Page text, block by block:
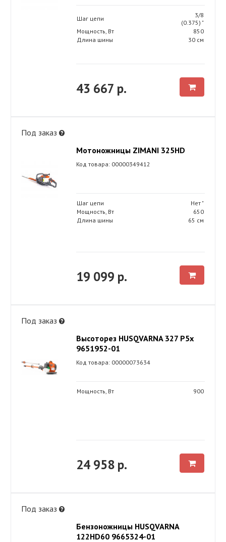
Шаг цепи
3/8
(0.375) "
Мощность, Вт
850
Длина шины
30 см
43 667 р.
Под заказ
Мотоножницы ZIMANI 325HD
Код товара: 00000349412
Шаг цепи
Нет "
Мощность, Вт
650
Длина шины
65 см
19 099 р.
Под заказ
Высоторез HUSQVARNA 327 P5x
9651952-01
Код товара: 00000073634
Мощность, Вт 900
24 958 р.
Под заказ
Бензоножницы HUSQVARNA
122HD60 9665324-01